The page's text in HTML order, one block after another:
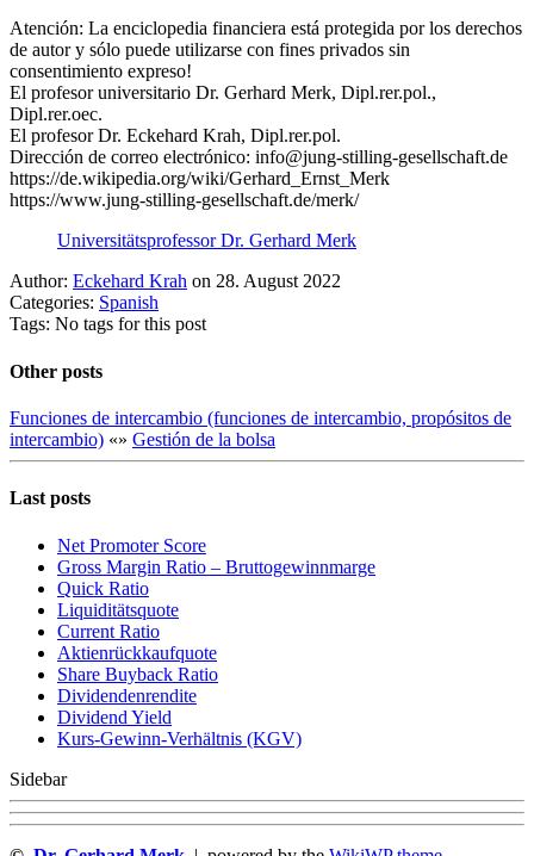
Atención: La enciclopedia financiera está protegida por los derechos
de autor y sólo puede utilizarse con fines privados sin
consentimiento expreso!
El profesor universitario Dr. Gerhard Merk, Dipl.rer.pol.,
Dipl.rer.oec.
El profesor Dr. Eckehard Krah, Dipl.rer.pol.
Dirección de correo electrónico: info@jung-stilling-gesellschaft.de
https://de.wikipedia.org/wiki/Gerhard_Ernst_Merk
https://www.jung-stilling-gesellschaft.de/merk/
Universitätsprofessor Dr. Gerhard Merk
Author: Eckehard Krah on 28. August 2022
Categories: Spanish
Tags: No tags for this post
Other posts
Funciones de intercambio (funciones de intercambio, propósitos de
intercambio) «» Gestión de la bolsa
Last posts
Net Promoter Score
Gro ss Margin Ratio – Bruttogewinnmarge
Quic k Ratio
Liquiditätsquote
Current Ratio
Aktienrückkaufquote
Sha re Buyback Ratio
Dividendenrendite
Dividend Yield
Kurs-Gewinn-Verhältnis (KGV)
Sidebar